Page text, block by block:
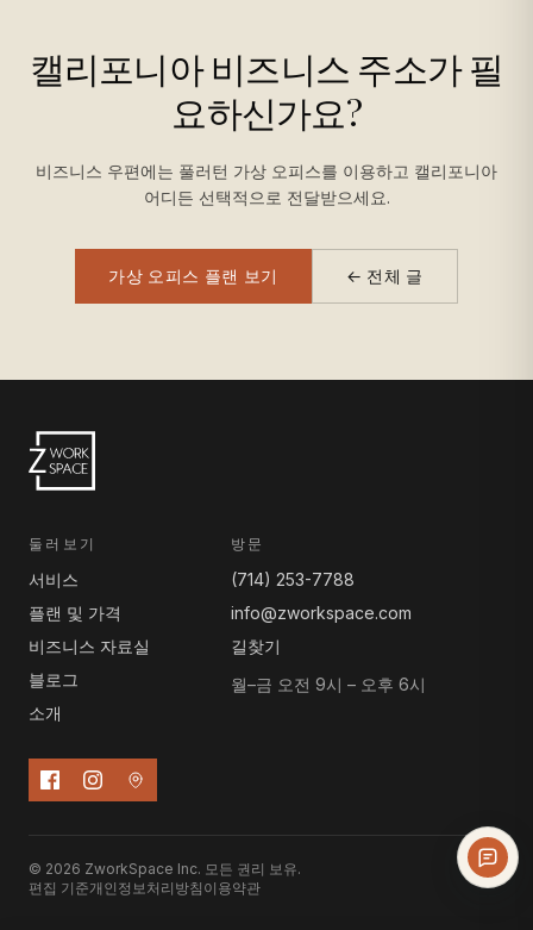
캘리포니아 비즈니스 주소가 필
요하신가요?
비즈니스 우편에는 풀러턴 가상 오피스를 이용하고 캘리포니아
어디든 선택적으로 전달받으세요.
가상 오피스 플랜 보기 ← 전체 글
둘러보기
서비스
플랜 및 가격
비즈니스 자료실
블로그
소개
방문
(714) 253-7788
info@zworkspace.com
길찾기
월–금 오전 9시 – 오후 6시
© 2026 ZworkSpace Inc. 모든 권리 보유.
편집 기준개인정보처리방침 이용약관